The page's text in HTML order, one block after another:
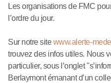
Les organisations de FMC
l’ordre du jour.
Sur notre sitewww.alerte-
trouvez des infos utiles. Nous
particulier, sous l’onglet
Berlaymont émanant d’un